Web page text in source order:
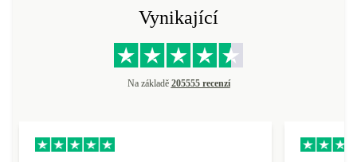
Vynikající
Na základě 205555 recenzí